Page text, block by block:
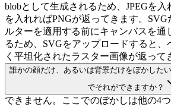
blobとして生成されるため、JPEGを入
を入れればPNGが返ってきます。SVG
ルターを適用する前にキャンバスを通
るため、SVGをアップロードすると、
く平坦化されたラスター画像が返って
誰かの顔だけ、あるいは背景だけをぼかした
でそれができますか？
できません。ここでのぼかしは他の4